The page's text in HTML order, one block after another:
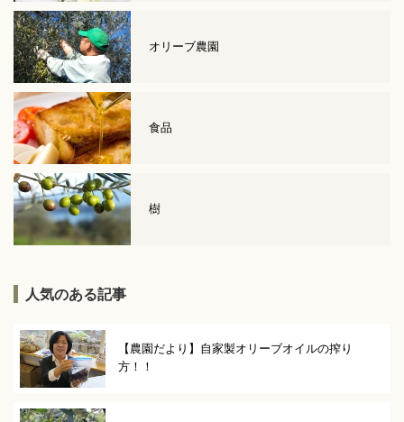
オリーブ農園
食品
樹
人気のある記事
【農園だより】自家製オリーブオイルの搾り
方！！